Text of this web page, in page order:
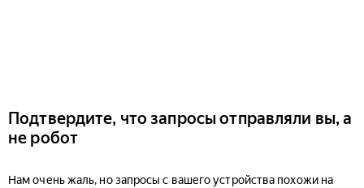
Подтвердите, что запросы отправляли вы, а
не робот
Нам очень жаль, но запросы с вашего устройства похожи на